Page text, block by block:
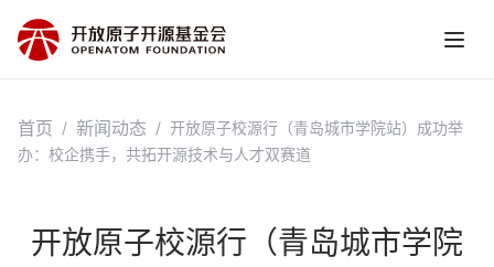
首页 / 新闻动态 / 开放原子校源行（青岛城市学院站）成功举
办：校企携手，共拓开源技术与人才双赛道
开放原子校源行（青岛城市学院